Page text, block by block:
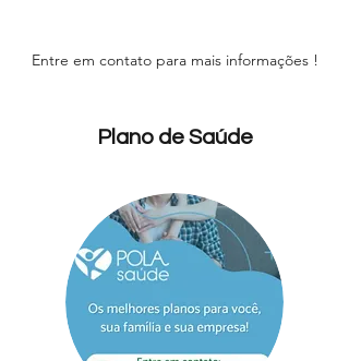
Entre em contato para mais informações !
Plano de Saúde